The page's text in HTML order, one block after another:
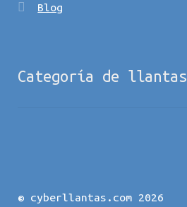
Blog
Categoría de llantas
© cyberllantas.com 2026